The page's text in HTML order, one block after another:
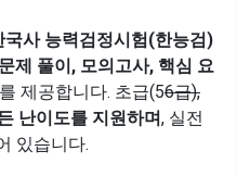
국사 능력검정시험(한능검)
제 풀이, 모의고사, 핵심 요
제공합니다. 초급(56급),
난이도를 지원하며, 실전
있습니다.